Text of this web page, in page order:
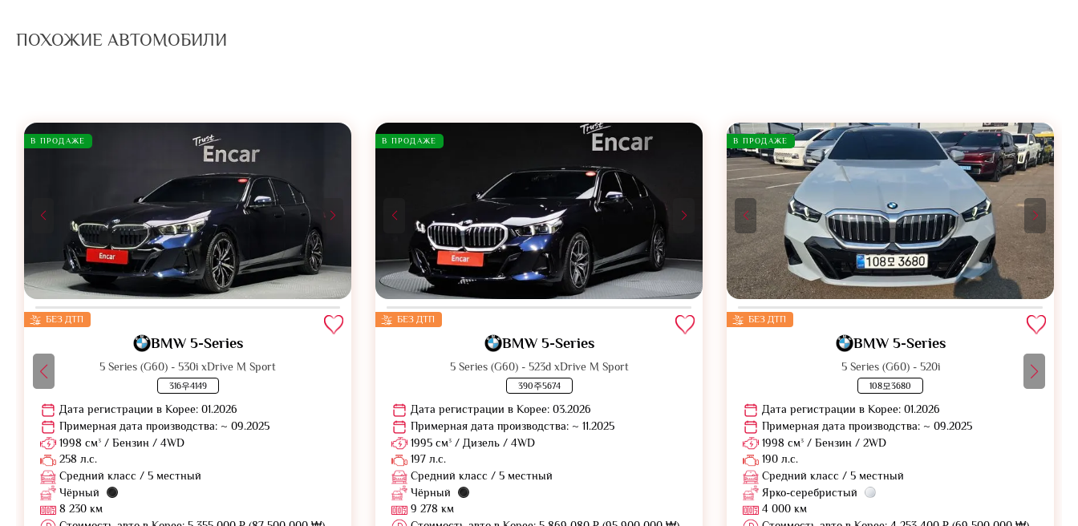
ПОХОЖИЕ АВТОМОБИЛИ
В ПРОДАЖЕ
БЕЗ ДТП
BMW 5-Series
5 Series (G60) - 530i xDrive M Sport
316우4149
Дата регистрации в Корее: 01.2026
Примерная дата производства: ~ 09.2025
1998 см³ / Бензин / 4WD
258 л.с.
Средний класс / 5 местный
Чёрный
8 230 км
В ПРОДАЖЕ
БЕЗ ДТП
BMW 5-Series
5 Series (G60) - 523d xDrive M Sport
390주5674
Дата регистрации в Корее: 03.2026
Примерная дата производства: ~ 11.2025
1995 см³ / Дизель / 4WD
197 л.с.
Средний класс / 5 местный
Чёрный
9 278 км
В ПРОДАЖЕ
БЕЗ ДТП
BMW 5-Series
5 Series (G60) - 520i
108모3680
Дата регистрации в Корее: 01.2026
Примерная дата производства: ~ 09.2025
1998 см³ / Бензин / 2WD
190 л.с.
Средний класс / 5 местный
Ярко-серебристый
4 000 км